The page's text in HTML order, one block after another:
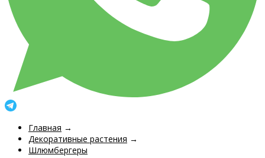
Главная →
Декоративные растения →
Шлюмбергеры